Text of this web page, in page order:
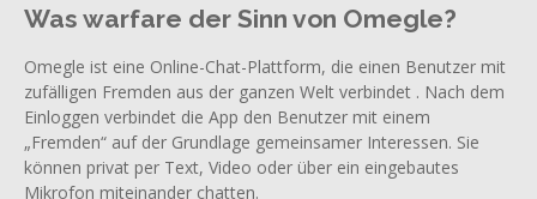
Was warfare der Sinn von Omegle?
Omegle ist eine Online-Chat-Plattform, die einen Benutzer mit
zufälligen Fremden aus der ganzen Welt verbindet . Nach dem
Einloggen verbindet die App den Benutzer mit einem
„Fremden“ auf der Grundlage gemeinsamer Interessen. Sie
können privat per Text, Video oder über ein eingebautes
Mikrofon miteinander chatten.